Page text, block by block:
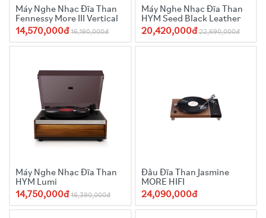
Máy Nghe Nhạc Đĩa Than
Fennessy More III Vertical
14,570,000đ 16,190,000đ
Máy Nghe Nhạc Đĩa Than
HYM Seed Black Leather
20,420,000đ 22,690,000đ
Máy Nghe Nhạc Đĩa Than
HYM Lumi
14,750,000đ 16,390,000đ
Đầu Đĩa Than Jasmine
MORE HIFI
24,090,000đ